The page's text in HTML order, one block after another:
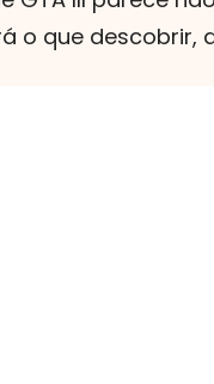
o que descobrir,